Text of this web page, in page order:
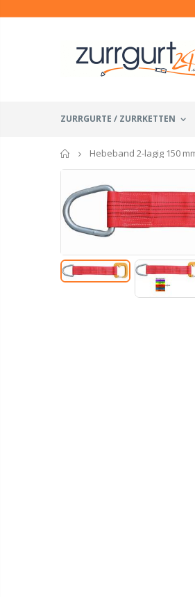
ZURRGURTE / ZURRKETTEN
Startseite
Hebeband 2-lagig 150